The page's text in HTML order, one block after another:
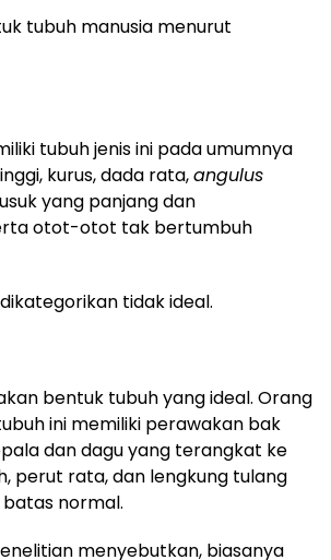
tubuh manusia menurut
tubuh jenis ini pada umumnya
kurus, dada rata,angulus
yang panjang dan
otot-otot tak bertumbuh
tidak ideal.
bentuk tubuh yang ideal. Orang
ini memiliki perawakan bak
dan dagu yang terangkat ke
perut rata, dan lengkung tulang
normal.
menyebutkan, biasanya